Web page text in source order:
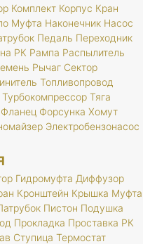
Комплект Корпус Кран
Муфта Наконечник Насос
Педаль Переходник
РК Рампа Распылитель
Рычаг Сектор
Топливопровод
Турбокомпрессор Тяга
Фланец Форсунка Хомут
Электробензонасос
Гидромуфта Диффузор
Кронштейн Крышка Муфта
Пистон Подушка
Прокладка Проставка РК
Ступица Термостат